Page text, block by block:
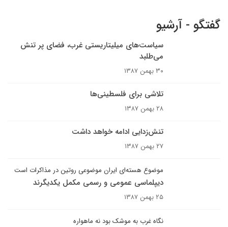
گفتگو - آرشیو
سیاست‌های میلیتاریستی غرب، فضای پر تنش
می‌طلبد
۳۰ بهمن ۱۳۸۷
تلاشی برای فلسطینی‌ها
۲۸ بهمن ۱۳۸۷
تنش‌زدایی ادامه خواهد داشت
۲۷ بهمن ۱۳۸۷
موضوع هسته‌ای ایران موضوعی روتین در مذاکرات است
دیپلماسی عمومی و رسمی مکمل یکدیگرند
۲۵ بهمن ۱۳۸۷
نگاه غرب به موشک بود نه ماهواره